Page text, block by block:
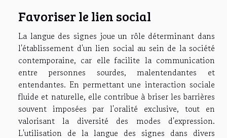
Favoriser le lien social
La langue des signes joue un rôle déterminant dans
l'établissement d'un lien social au sein de la société
contemporaine, car elle facilite la communication
entre personnes sourdes, malentendantes et
entendantes. En permettant une interaction sociale
fluide et naturelle, elle contribue à briser les barrières
souvent imposées par l'oralité exclusive, tout en
valorisant la diversité des modes d'expression.
L'utilisation de la langue des signes dans divers